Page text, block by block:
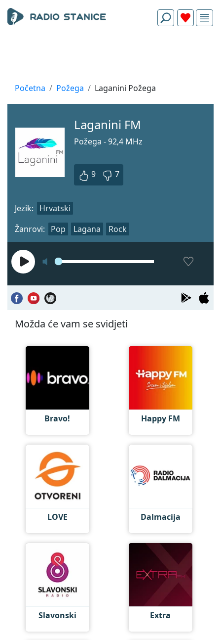
Početna Požega Laganini Požega
Laganini FM
Požega - 92,4 MHz
9 7
Žanrovi: Pop Lagana Rock
Jezik: Hrvatski
Možda će vam se svidjeti
Bravo! Happy FM
LOVE Dalmacija
Slavonski Extra